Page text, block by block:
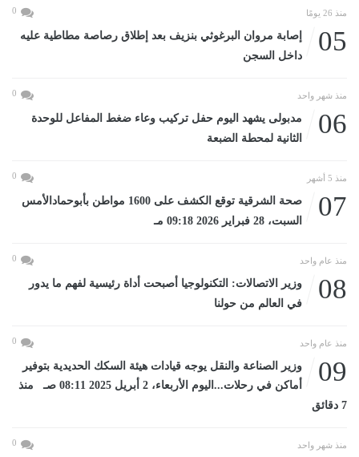
منذ 26 يومًا 0
05
إصابة مروان البرغوثي بنزيف بعد إطلاق رصاصة مطاطية عليه
داخل السجن
منذ شهر واحد 0
06
مدبولى يشهد اليوم حفل تركيب وعاء ضغط المفاعل للوحدة
الثانية لمحطة الضبعة
منذ 5 أشهر 0
07
صحة الشرقية توقع الكشف على 1600 مواطن بأبوحمادالأمس
السبت، 28 فبراير 2026 09:18 مـ
منذ عام واحد 0
08
وزير الاتصالات: التكنولوجيا أصبحت أداة رئيسية لفهم ما يدور
في العالم من حولنا
منذ عام واحد 0
09
وزير الصناعة والنقل يوجه قيادات هيئة السكك الحديدية بتوفير
أماكن في رحلات...اليوم الأربعاء، 2 أبريل 2025 08:11 صـ منذ
7 دقائق
منذ شهر واحد 0